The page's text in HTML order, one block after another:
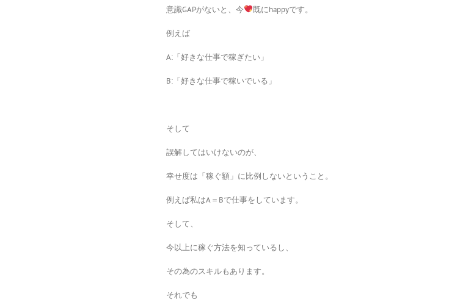
意識GAPがないと、今 既にhappyです。
例えば
A:「好きな仕事で稼ぎたい」
B:「好きな仕事で稼いでいる」
そして
誤解してはいけないのが、
幸せ度は「稼ぐ額」に比例しないということ。
例えば私はA＝Bで仕事をしています。
そして、
今以上に稼ぐ方法を知っているし、
その為のスキルもあります。
それでも